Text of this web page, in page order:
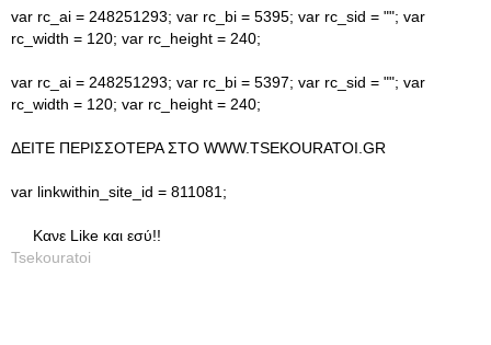
var rc_ai = 248251293; var rc_bi = 5395; var rc_sid = ""; var
rc_width = 120; var rc_height = 240;
var rc_ai = 248251293; var rc_bi = 5397; var rc_sid = ""; var
rc_width = 120; var rc_height = 240;
ΔΕΙΤΕ ΠΕΡΙΣΣΟΤΕΡΑ ΣΤΟ WWW.TSEKOURATOI.GR
var linkwithin_site_id = 811081;
Κανε Like και εσύ!!
Tsekouratoi